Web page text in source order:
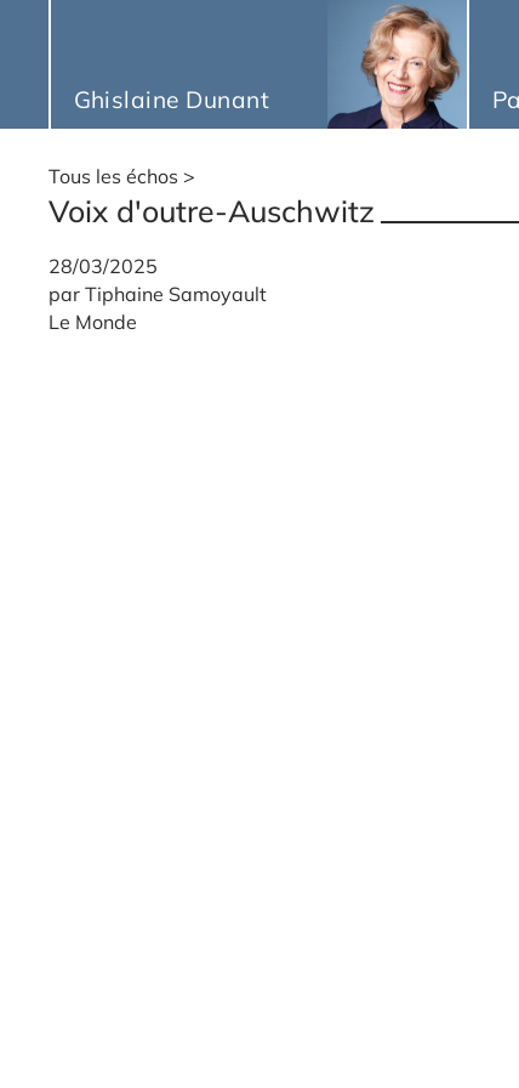
Ghislaine Dunant
Tous les échos
Voix d'outre-Auschwitz
28/03/2025
par Tiphaine Samoyault
Le Monde